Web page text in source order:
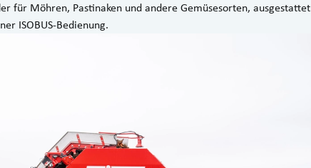
für Möhren, Pastinaken und andere Gemüsesorten, ausgestattet
ISOBUS-Bedienung.